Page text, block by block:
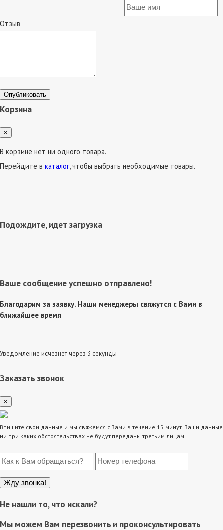
Отзыв
Опубликовать
Корзина
×
В корзине нет ни одного товара.
Перейдите в каталог, чтобы выбрать необходимые товары.
Подождите, идет загрузка
Ваше сообщение успешно отправлено!
Благодарим за заявку. Наши менеджеры свяжутся с Вами в
ближайшее время
Уведомление исчезнет через 3 секунды
Заказать звонок
×
Впишите свои данные и мы свяжемся с Вами в течение 15 минут. Ваши данные
ни при каких обстоятельствах не будут переданы третьим лицам.
Не нашли то, что искали?
Мы можем Вам перезвонить и проконсультировать